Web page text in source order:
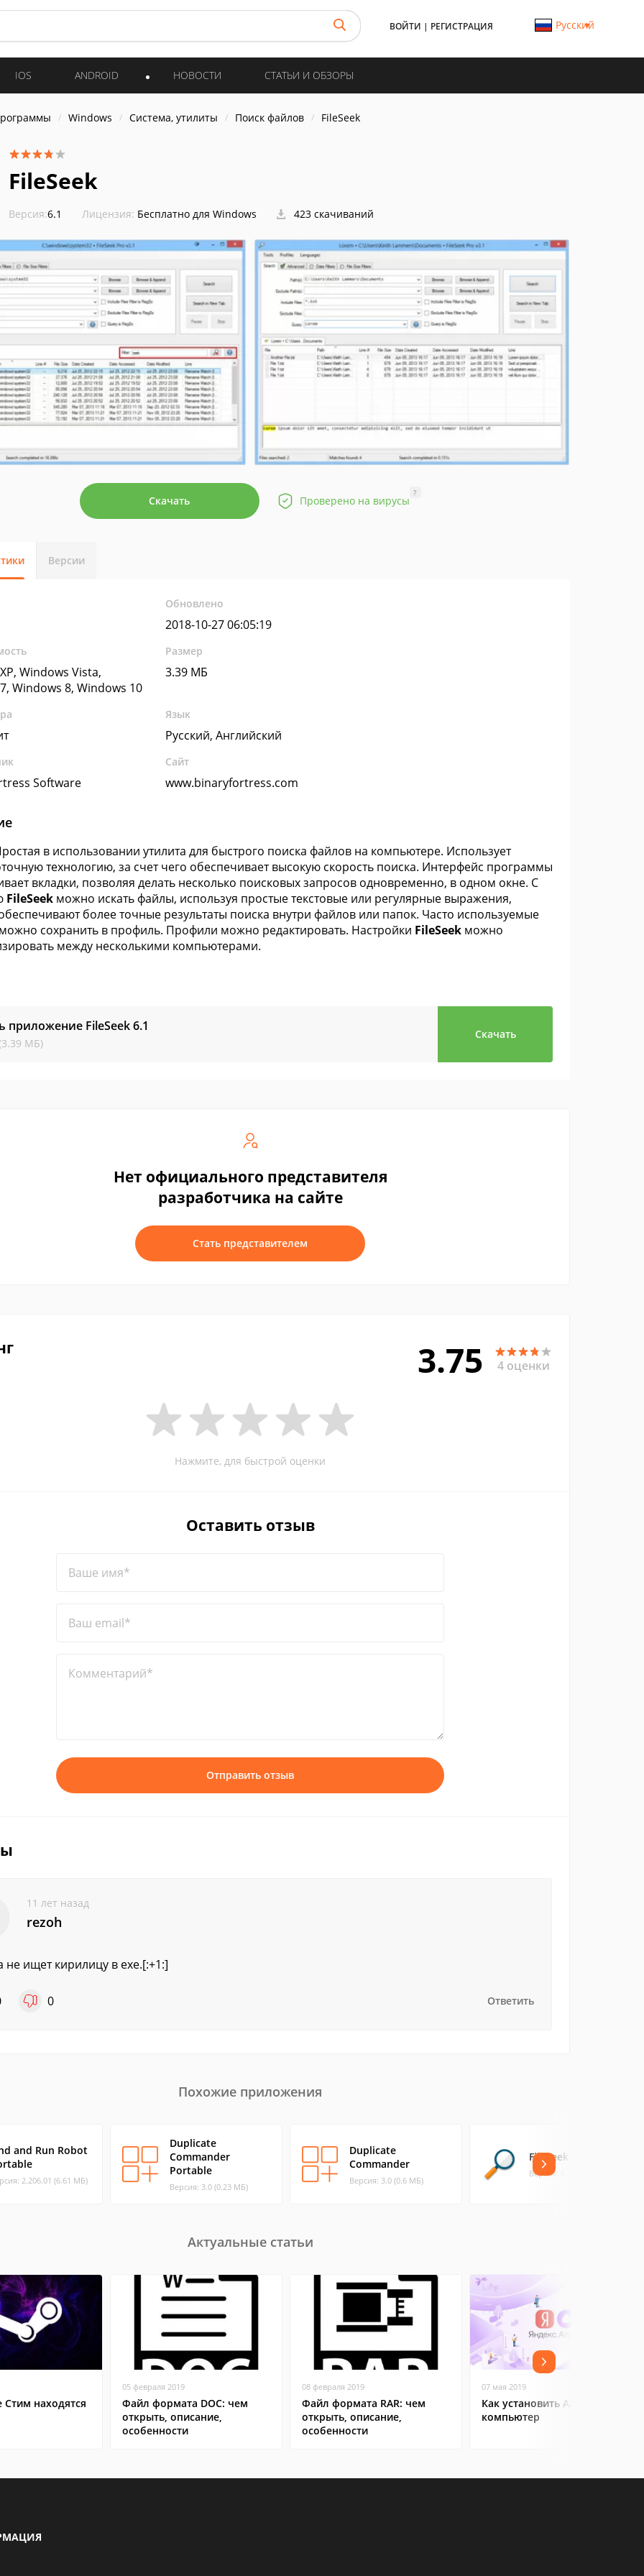
ВОЙТИ | РЕГИСТРАЦИЯ Русский
IOS ANDROID НОВОСТИ СТАТЬИ И ОБЗОРЫ
Windows Система, утилиты Поиск файлов FileSeek
FileSeek
Версия:6.1 Лицензия: Бесплатно для Windows 423 скачиваний
Скачать Проверено на вирусы
?
Версии
Обновлено
2018-10-27 06:05:19
Windows Vista,
Windows 8, Windows 10
Размер
3.39 МБ
Язык
Русский, Английский
Software
Сайт
www.binaryfortress.com
в использовании утилита для быстрого поиска файлов на компьютере. Использует
технологию, за счет чего обеспечивает высокую скорость поиска. Интерфейс программы
вкладки, позволяя делать несколько поисковых запросов одновременно, в одном окне. С
FileSeek можно искать файлы, используя простые текстовые или регулярные выражения,
более точные результаты поиска внутри файлов или папок. Часто используемые
сохранить в профиль. Профили можно редактировать. Настройки FileSeek можно
между несколькими компьютерами.
приложение FileSeek6.1
МБ)
Скачать
Нет официального представителя
разработчика на сайте
Стать представителем
3.75 4 оценки
Нажмите, для быстрой оценки
Оставить отзыв
Ваше имя*
Ваш email*
Комментарий*
Отправить отзыв
11 лет назад
rezoh
ищет кирилицу в exe.[:+1:]
0 Ответить
Похожие приложения
and Run Robot
2.206.01 (6.61 МБ)
Duplicate
Commander
Portable
Версия: 3.0 (0.23 МБ)
Duplicate
Commander
Версия: 3.0 (0.6 МБ)
FileSeek Portable
Версия: 6.1.1 (2.33 МБ)
Актуальные статьи
Стим находятся
05 февраля 2019
Файл формата DOC: чем
открыть, описание,
особенности
08 февраля 2019
Файл формата RAR: чем
открыть, описание,
особенности
07 мая 2019
Как установить Алису на
компьютер